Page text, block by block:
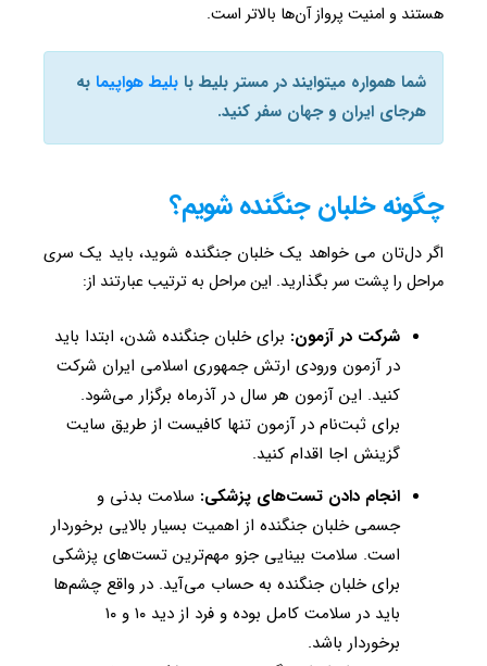
هستند و امنیت پرواز آن‌ها بالاتر است.
شما همواره میتوایند در مستر بلیط با بلیط هواپیما به
هرجای ایران و جهان سفر کنید.
چگونه خلبان جنگنده شویم؟
اگر دل‌تان می خواهد یک خلبان جنگنده شوید، باید یک سری
مراحل را پشت سر بگذارید. این مراحل به ترتیب عبارتند از:
شرکت در آزمون: برای خلبان جنگنده شدن، ابتدا باید
در آزمون ورودی ارتش جمهوری اسلامی ایران شرکت
کنید. این آزمون هر سال در آذرماه برگزار می‌شود.
برای ثبت‌نام در آزمون تنها کافیست از طریق سایت
گزینش اجا اقدام کنید.
انجام دادن تست‌های پزشکی: سلامت بدنی و
جسمی خلبان جنگنده از اهمیت بسیار بالایی برخوردار
است. سلامت بینایی جزو مهم‌ترین تست‎‌های پزشکی
برای خلبان جنگنده به حساب می‌آید. در واقع چشم‌ها
باید در سلامت کامل بوده و فرد از دید ۱۰ و ۱۰
برخوردار باشد.